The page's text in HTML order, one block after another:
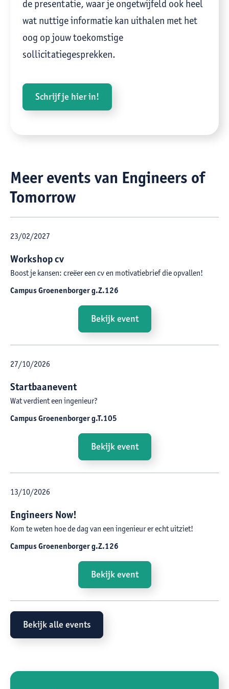
de presentatie, waar je ongetwijfeld ook heel
wat nuttige informatie kan uithalen met het
oog op jouw toekomstige
sollicitatiegesprekken.
Schrijf je hier in!
Meer events van Engineers of
Tomorrow
23/02/2027
Workshop cv
Boost je kansen: creëer een cv en motivatiebrief die opvallen!
Campus Groenenborger g.Z.126
Bekijk event
27/10/2026
Startbaanevent
Wat verdient een ingenieur?
Campus Groenenborger g.T.105
Bekijk event
13/10/2026
Engineers Now!
Kom te weten hoe de dag van een ingenieur er echt uitziet!
Campus Groenenborger g.Z.126
Bekijk event
Bekijk alle events